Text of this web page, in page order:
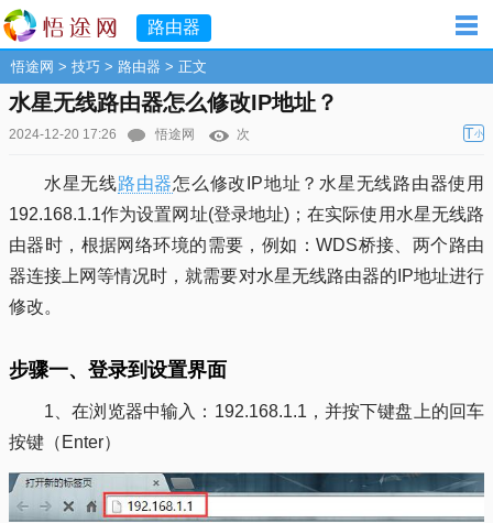
路由器
悟途网 > 技巧 > 路由器 > 正文
水星无线路由器怎么修改IP地址？
2024-12-20 17:26 悟途网 次 T小
水星无线路由器怎么修改IP地址？水星无线路由器使用
192.168.1.1作为设置网址(登录地址)；在实际使用水星无线路
由器时，根据网络环境的需要，例如：WDS桥接、两个路由
器连接上网等情况时，就需要对水星无线路由器的IP地址进行
修改。
步骤一、登录到设置界面
1、在浏览器中输入：192.168.1.1，并按下键盘上的回车
按键（Enter）